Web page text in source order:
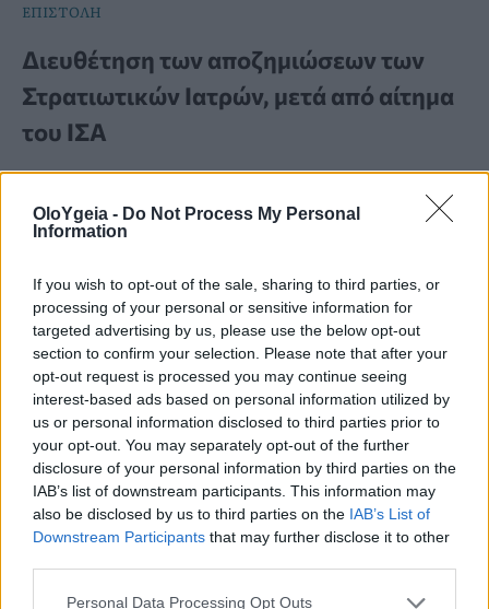
OloYgeia - Do Not Process My Personal
Information
If you wish to opt-out of the sale, sharing to third parties, or
processing of your personal or sensitive information for
targeted advertising by us, please use the below opt-out
section to confirm your selection. Please note that after your
opt-out request is processed you may continue seeing
interest-based ads based on personal information utilized by
us or personal information disclosed to third parties prior to
your opt-out. You may separately opt-out of the further
disclosure of your personal information by third parties on the
IAB’s list of downstream participants. This information may
also be disclosed by us to third parties on the IAB’s List of
Downstream Participants that may further disclose it to other
Personal Data Processing Opt Outs
ΕΠΙΣΤΟΛΗ
Διευθέτηση των αποζημιώσεων των
Στρατιωτικών Ιατρών, μετά από αίτημα
του ΙΣΑ
Οι στρατιωτικοί ιατροί πρέπει να αμείβονται
έγκαιρα και δίκαια για το σημαντικό έργο τους,
τονίζει ο πρόεδρος του ΙΣΑ Γ. Πατούλης.